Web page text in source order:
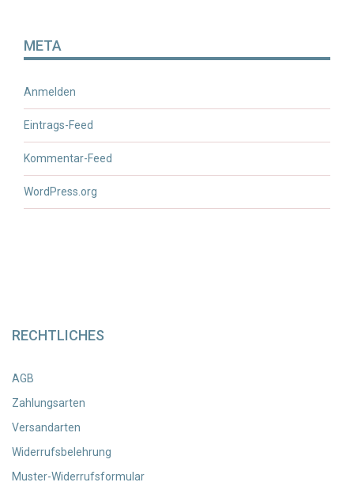
META
Anmelden
Eintrags-Feed
Kommentar-Feed
WordPress.org
RECHTLICHES
AGB
Zahlungsarten
Versandarten
Widerrufsbelehrung
Muster-Widerrufsformular